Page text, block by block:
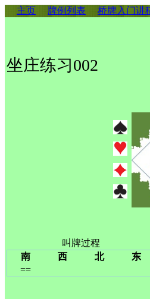
主页 牌例列表 桥牌入门讲
坐庄练习002
叫牌过程
南
西 北
东
==